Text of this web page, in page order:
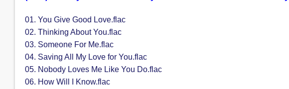
01. You Give Good Love.flac
02. Thinking About You.flac
03. Someone For Me.flac
04. Saving All My Love for You.flac
05. Nobody Loves Me Like You Do.flac
06. How Will I Know.flac